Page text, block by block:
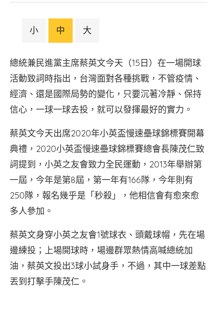
小 中 大
總統兼民進黨主席蔡英文今天（15日）在一場開球
活動致詞時指出，台灣面對各種挑戰，不管疫情、
經濟、還是國際局勢的變化，只要沉著冷靜、保持
信心，一球一球去投，就可以發揮最好的實力。
蔡英文今天出席2020年小英盃慢速壘球錦標賽開幕
典禮，2020小英盃慢速壘球錦標賽總會長陳茂仁致
詞提到，小英之友會致力全民運動，2013年舉辦第
一屆，今年是第8屆，第一年有166隊，今年則有
250隊，報名幾乎是「秒殺」，他相信會有愈來愈
多人參加。
蔡英文身穿小英之友會1號球衣、頭戴球帽，先在場
邊練投；上場開球時，場邊群眾熱情高喊總統加
油，蔡英文投出3球小試身手，不過，其中一球差點
丟到打擊手陳茂仁。